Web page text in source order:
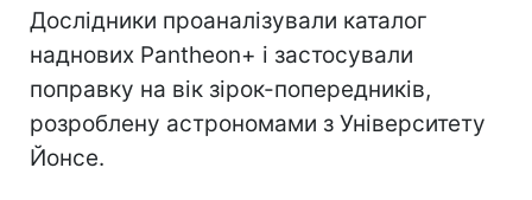
Дослідники проаналізували каталог
наднових Pantheon+ і застосували
поправку на вік зірок-попередників,
розроблену астрономами з Університету
Йонсе.